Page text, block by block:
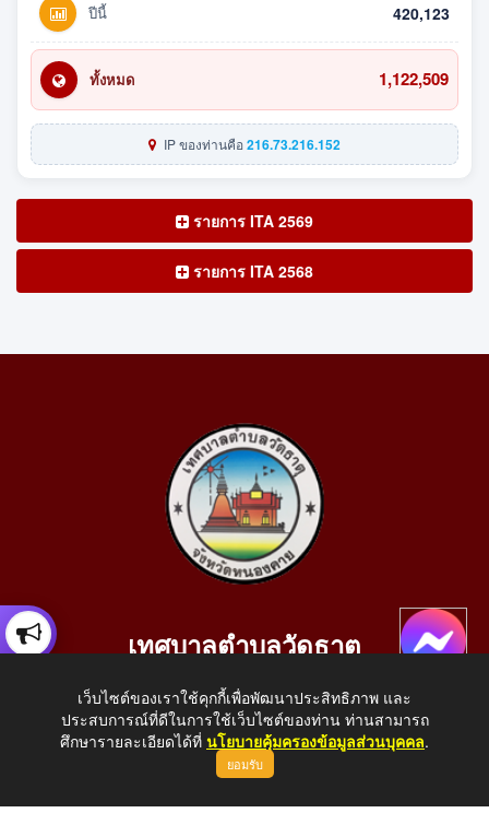
ปีนี้ 420,123
ทั้งหมด 1,122,509
IP ของท่านคือ216.73.216.152
รายการ ITA 2569
รายการ ITA 2568
เทศบาลตำบลวัดธาตุ
อ.เมือง จ.หนองคาย 43000
โทรศัพท์: 042-414758 โทรสาร: 042-414759
E-Mail: saraban_05430110@dla.go.th
เว็บไซต์ของเราใช้คุกกี้เพื่อพัฒนาประสิทธิภาพ และ
ประสบการณ์ที่ดีในการใช้เว็บไซต์ของท่าน ท่านสามารถ
ศึกษารายละเอียดได้ที่ นโยบายคุ้มครองข้อมูลส่วนบุคคล.
ยอมรับ